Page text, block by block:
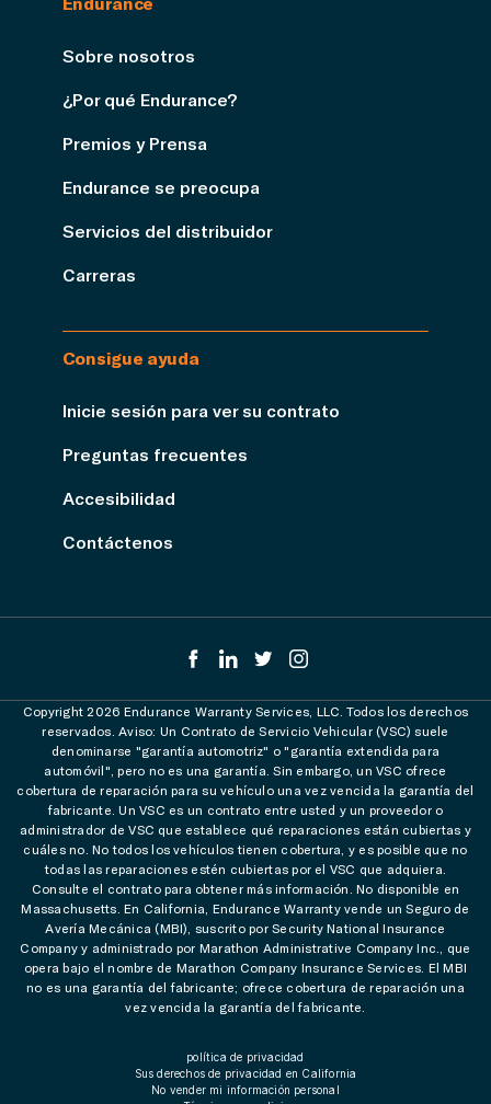
Sobre nosotros
¿Por qué Endurance?
Premios y Prensa
Endurance se preocupa
Servicios del distribuidor
Carreras
Consigue ayuda
Inicie sesión para ver su contrato
Preguntas frecuentes
Accesibilidad
Contáctenos
Copyright 2026 Endurance Warranty Services, LLC. Todos los derechos
reservados. Aviso: Un Contrato de Servicio Vehicular (VSC) suele
denominarse "garantía automotriz" o "garantía extendida para
automóvil", pero no es una garantía. Sin embargo, un VSC ofrece
cobertura de reparación para su vehículo una vez vencida la garantía del
fabricante. Un VSC es un contrato entre usted y un proveedor o
administrador de VSC que establece qué reparaciones están cubiertas y
cuáles no. No todos los vehículos tienen cobertura, y es posible que no
todas las reparaciones estén cubiertas por el VSC que adquiera.
Consulte el contrato para obtener más información. No disponible en
Massachusetts. En California, Endurance Warranty vende un Seguro de
Avería Mecánica (MBI), suscrito por Security National Insurance
Company y administrado por Marathon Administrative Company Inc., que
opera bajo el nombre de Marathon Company Insurance Services. El MBI
no es una garantía del fabricante; ofrece cobertura de reparación una
vez vencida la garantía del fabricante.
política de privacidad
Sus derechos de privacidad en California
No vender mi información personal